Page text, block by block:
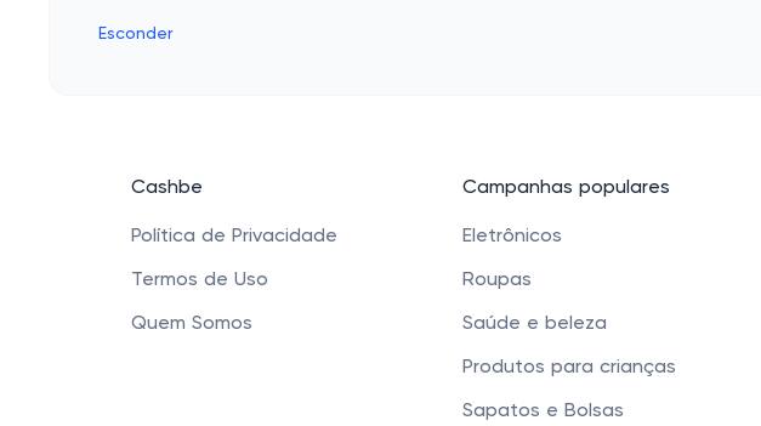
Esconder
Cashbe
Política de Privacidade
Termos de Uso
Quem Somos
Campanhas populares
Eletrônicos
Roupas
Saúde e beleza
Produtos para crianças
Sapatos e Bolsas